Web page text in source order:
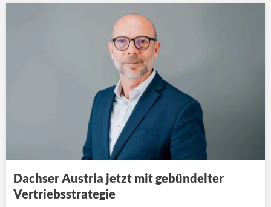
Dachser Austria jetzt mit gebündelter
Vertriebsstrategie